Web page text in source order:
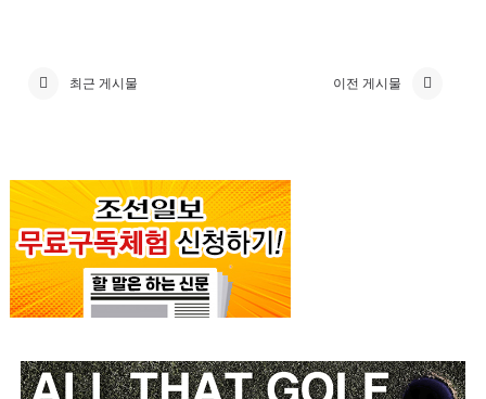
최근 게시물 이전 게시물